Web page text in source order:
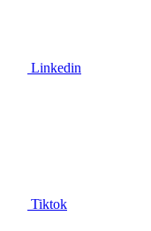
Linkedin
Tiktok